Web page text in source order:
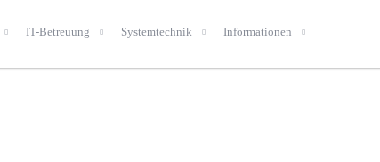
IT-Betreuung Systemtechnik Informationen